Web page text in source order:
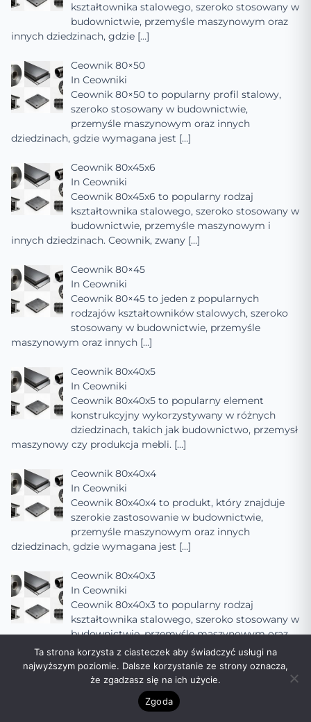
kształtownika stalowego, szeroko stosowany w
budownictwie, przemyśle maszynowym oraz
innych dziedzinach, gdzie […]
Ceownik 80×50
In Ceowniki
Ceownik 80×50 to popularny profil stalowy,
szeroko stosowany w budownictwie,
przemyśle maszynowym oraz innych
dziedzinach, gdzie wymagana jest […]
Ceownik 80x45x6
In Ceowniki
Ceownik 80x45x6 to popularny rodzaj
kształtownika stalowego, szeroko stosowany w
budownictwie, przemyśle maszynowym i
innych dziedzinach. Ceownik, zwany […]
Ceownik 80×45
In Ceowniki
Ceownik 80×45 to jeden z popularnych
rodzajów kształtowników stalowych, szeroko
stosowany w budownictwie, przemyśle
maszynowym oraz innych […]
Ceownik 80x40x5
In Ceowniki
Ceownik 80x40x5 to popularny element
konstrukcyjny wykorzystywany w różnych
dziedzinach, takich jak budownictwo, przemysł
maszynowy czy produkcja mebli. […]
Ceownik 80x40x4
In Ceowniki
Ceownik 80x40x4 to produkt, który znajduje
szerokie zastosowanie w budownictwie,
przemyśle maszynowym oraz innych
dziedzinach, gdzie wymagana jest […]
Ceownik 80x40x3
In Ceowniki
Ceownik 80x40x3 to popularny rodzaj
kształtownika stalowego, szeroko stosowany w
budownictwie, przemyśle maszynowym oraz
innych dziedzinach, gdzie[…]
Ceownik 80x40x2
Ceownik 80x40x2 to popularny rodzaj
Ta strona korzysta z ciasteczek aby świadczyć usługi na
najwyższym poziomie. Dalsze korzystanie ze strony oznacza,
że zgadzasz się na ich użycie.
Zgoda